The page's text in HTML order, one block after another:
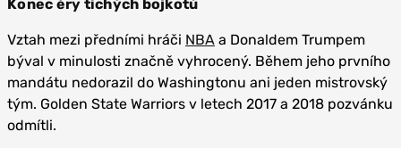
Konec éry tichých bojkotů
Vztah mezi předními hráči NBA a Donaldem Trumpem
býval v minulosti značně vyhrocený. Během jeho prvního
mandátu nedorazil do Washingtonu ani jeden mistrovský
tým. Golden State Warriors v letech 2017 a 2018 pozvánku
odmítli.